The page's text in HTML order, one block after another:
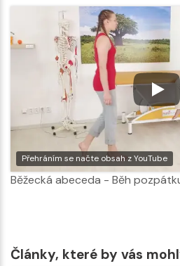
Přehráním se načte obsah z YouTube
Běžecká abeceda - Běh
Články, které by vás